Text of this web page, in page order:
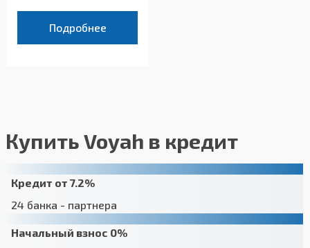
Подробнее
Купить Voyah в кредит
Кредит от 7.2%
24 банка - партнера
Начальный взнос 0%